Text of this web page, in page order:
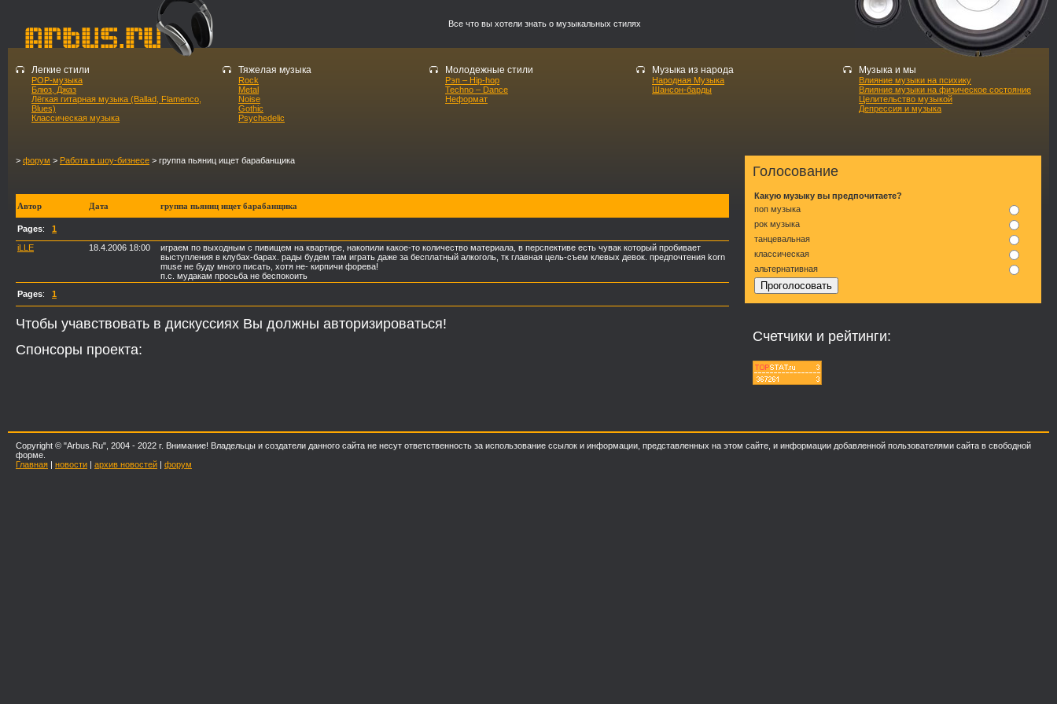
Все что вы хотели знать о музыкальных стилях
Легкие стили
POP-музыка
Блюз, Джаз
Лёгкая гитарная музыка (Ballad, Flamenco,
Blues)
Классическая музыка
Тяжелая музыка
Rock
Metal
Noise
Gothic
Psychedelic
Молодежные стили
Рэп – Hip-hop
Techno – Dance
Неформат
Музыка из народа
Народная Музыка
Шансон-барды
Музыка и мы
Влияние музыки на психику
Влияние музыки на физическое состояние
Целительство музыкой
Депрессия и музыка
> форум > Работа в шоу-бизнесе > группа пьяниц ищет барабанщика
Автор Дата группа пьяниц ищет барабанщика
Pages: 1
iLLE
18.4.2006 18:00
играем по выходным с пивищем на квартире, накопили какое-то количество материала, в перспективе есть чувак который пробивает
выступления в клубах-барах. рады будем там играть даже за бесплатный алкоголь, тк главная цель-съем клевых девок. предпочтения korn
muse не буду много писать, хотя не- кирпичи форева!
п.с. мудакам просьба не беспокоить
Pages: 1
Чтобы учавствовать в дискуссиях Вы должны авторизироваться!
Спонсоры проекта:
Голосование
Какую музыку вы предпочитаете?
поп музыка
рок музыка
танцевальная
классическая
альтернативная
Счетчики и рейтинги:
Copyright © "Arbus.Ru", 2004 - 2022 г. Внимание! Владельцы и создатели данного сайта не несут ответственность за использование ссылок и информации, представленных на этом сайте, и информации добавленной пользователями сайта в свободной
форме.
Главная | новости | архив новостей | форум